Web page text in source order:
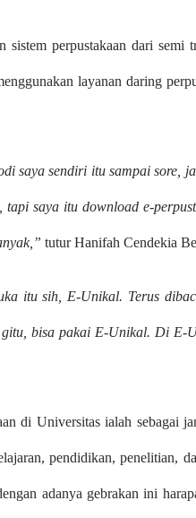
sistem perpustakaan dari semi
layanan daring
saya sendiri itu sampai sore,
tapi saya itu download e-
tutur Hanifah Cendekia
itu sih, E-Unikal. Terus
bisa pakai E-Unikal. Di E-
di Universitas ialah sebagai
pendidikan, penelitian,
adanya gebrakan ini